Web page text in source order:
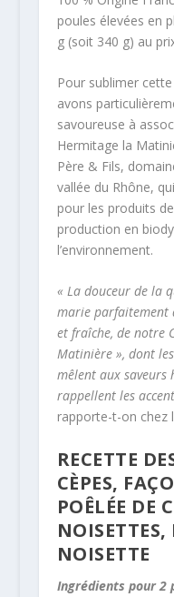
poules élevées en
g (soit 340 g) au
Pour sublimer
avons
savoureuse à
Hermitage la
Père & Fils,
vallée du Rhône,
pour les produits
production en
l’environnement.
« La douceur de la
marie parfaitement
et fraîche, de notre
Matinière », dont
mêlent aux saveurs
rappellent les
rapporte-t-on chez
RECETTE
CÈPES,
POÊLÉE DE
NOISETTE
Ingrédients pour 2